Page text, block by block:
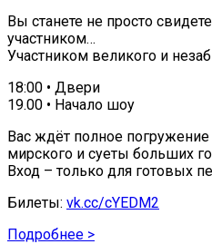
Вы станете не просто
участником…
Участником великого и
18:00 • Двери
19.00 • Начало шоу
Вас ждёт полное
мирского и суеты больших
Вход – только для готовых
Билеты: vk.cc/cYEDM2
Подробнее >